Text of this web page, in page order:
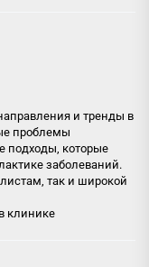
и тренды в
проблемы
подходы, которые
заболеваний.
так и широкой
клинике